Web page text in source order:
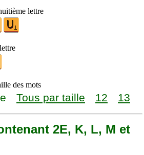
lettre
des mots
Tous par taille 12 13
2E, K, L, M et